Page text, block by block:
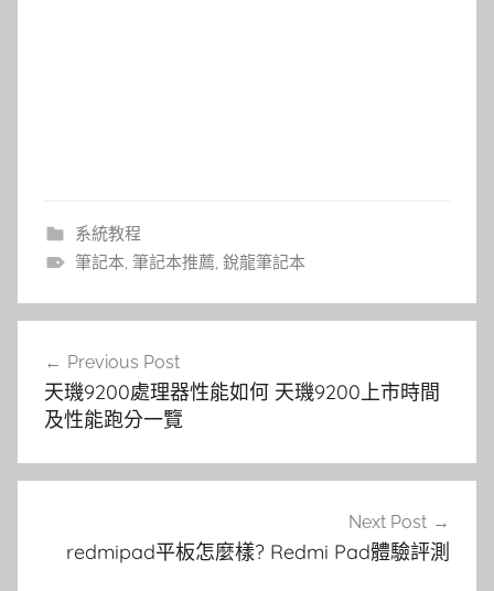
系統教程
筆記本, 筆記本推薦, 銳龍筆記本
導
覽
Previous Post
天璣9200處理器性能如何 天璣9200上市時間
及性能跑分一覽
Next Post
redmipad平板怎麼樣? Redmi Pad體驗評測